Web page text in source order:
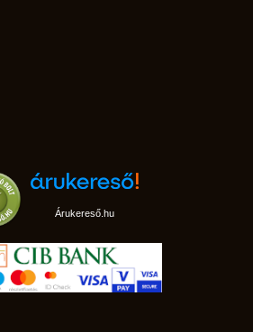
Árukereső.hu